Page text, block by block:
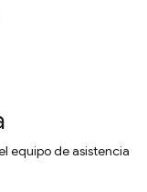
equipo de asistencia